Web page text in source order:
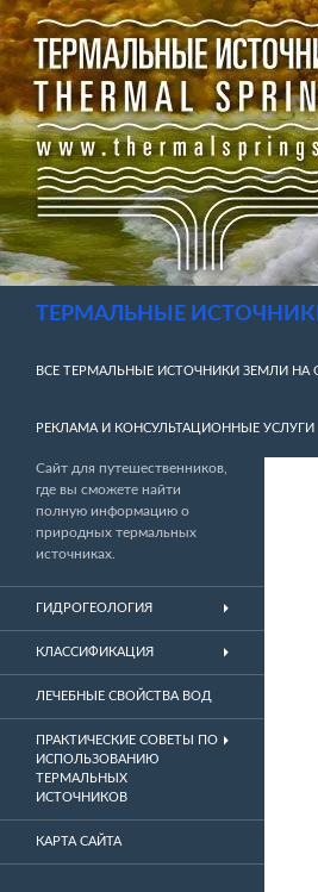
Перейти
к
содержимому
ТЕРМАЛЬНЫЕ
ВСЕ ТЕРМАЛЬНЫЕ ИСТОЧНИКИ ЗЕМЛИ НА
РЕКЛАМА И КОНСУЛЬТАЦИОННЫЕ УСЛУГИ
Сайт для путешественников,
где вы сможете найти
полную информацию о
природных термальных
источниках.
ГИДРОГЕОЛОГИЯ
КЛАССИФИКАЦИЯ
ЛЕЧЕБНЫЕ СВОЙСТВА ВОД
ПРАКТИЧЕСКИЕ СОВЕТЫ ПО
ИСПОЛЬЗОВАНИЮ
ТЕРМАЛЬНЫХ
ИСТОЧНИКОВ
КАРТА САЙТА